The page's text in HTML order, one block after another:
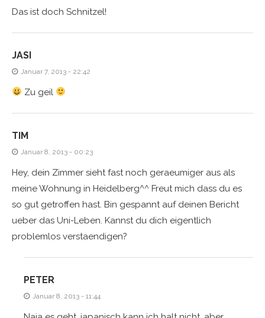
Das ist doch Schnitzel!
JASI
Januar 7, 2013 - 22:42
Zu geil
TIM
Januar 8, 2013 - 00:23
Hey, dein Zimmer sieht fast noch geraeumiger aus als
meine Wohnung in Heidelberg^^ Freut mich dass du es
so gut getroffen hast. Bin gespannt auf deinen Bericht
ueber das Uni-Leben. Kannst du dich eigentlich
problemlos verstaendigen?
PETER
Januar 8, 2013 - 11:44